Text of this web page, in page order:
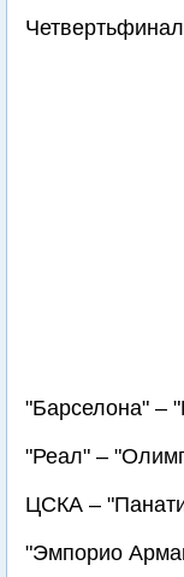
"Барселона" –
"Реал" –
ЦСКА –
"Эмпорио